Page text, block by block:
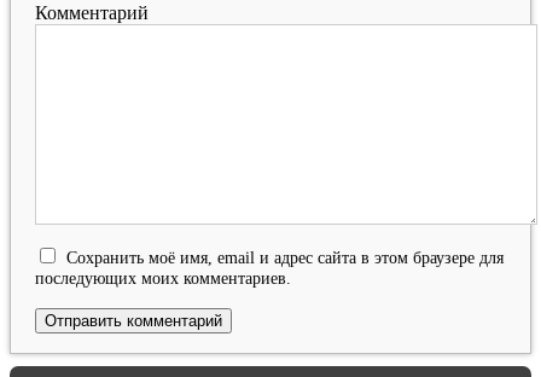
Комментарий
Сохранить моё имя, email и адрес сайта в этом браузере для
последующих моих комментариев.